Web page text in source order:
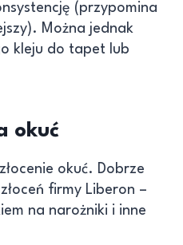
(przypomina
Można jednak
kleju do tapet lub
okuć
okuć. Dobrze
firmy Liberon –
na narożniki i inne